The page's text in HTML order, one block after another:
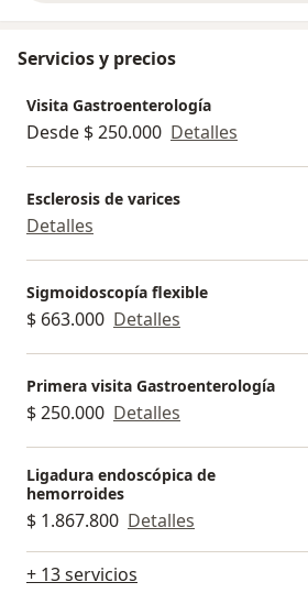
Servicios y precios
Visita Gastroenterología
Desde $ 250.000 Detalles
Esclerosis de varices
Detalles
Sigmoidoscopía flexible
$ 663.000 Detalles
Primera visita Gastroenterología
$ 250.000 Detalles
Ligadura endoscópica de
hemorroides
$ 1.867.800 Detalles
+ 13 servicios